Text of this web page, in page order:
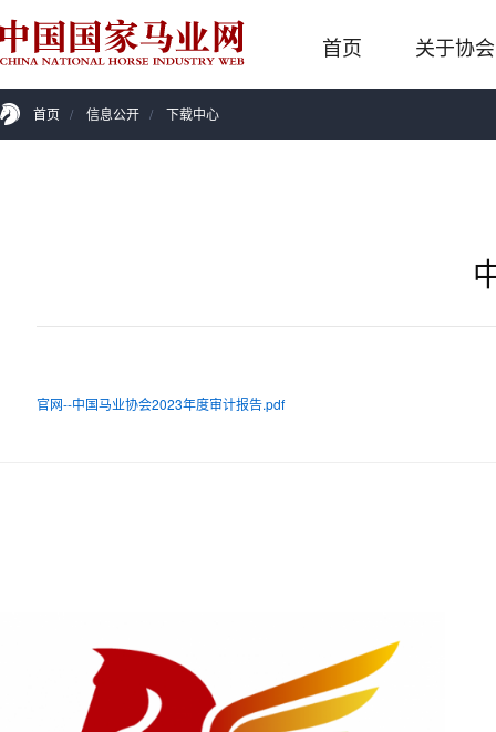
首页 关于协会
首页 / 信息公开 / 下载中心
官网--中国马业协会2023年度审计报告.pdf